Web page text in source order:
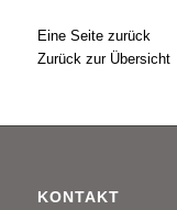
Eine Seite zurück
Zurück zur Übersicht
KONTAKT